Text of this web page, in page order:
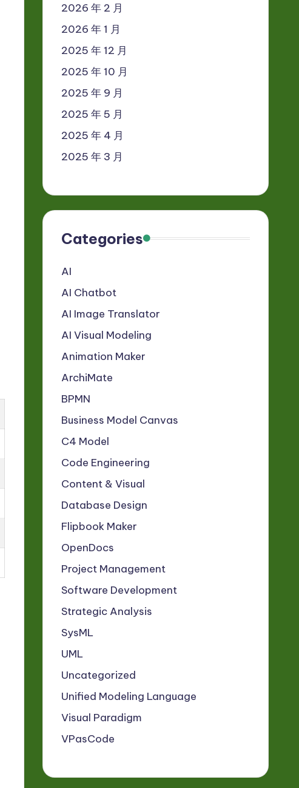
2026 年 2 月
2026 年 1 月
2025 年 12 月
2025 年 10 月
2025 年 9 月
2025 年 5 月
2025 年 4 月
2025 年 3 月
Categories
AI
AI Chatbot
AI Image Translator
AI Visual Modeling
Animation Maker
ArchiMate
BPMN
Business Model Canvas
C4 Model
Code Engineering
Content & Visual
Database Design
Flipbook Maker
OpenDocs
Project Management
Software Development
Strategic Analysis
SysML
UML
Uncategorized
Unified Modeling Language
Visual Paradigm
VPasCode